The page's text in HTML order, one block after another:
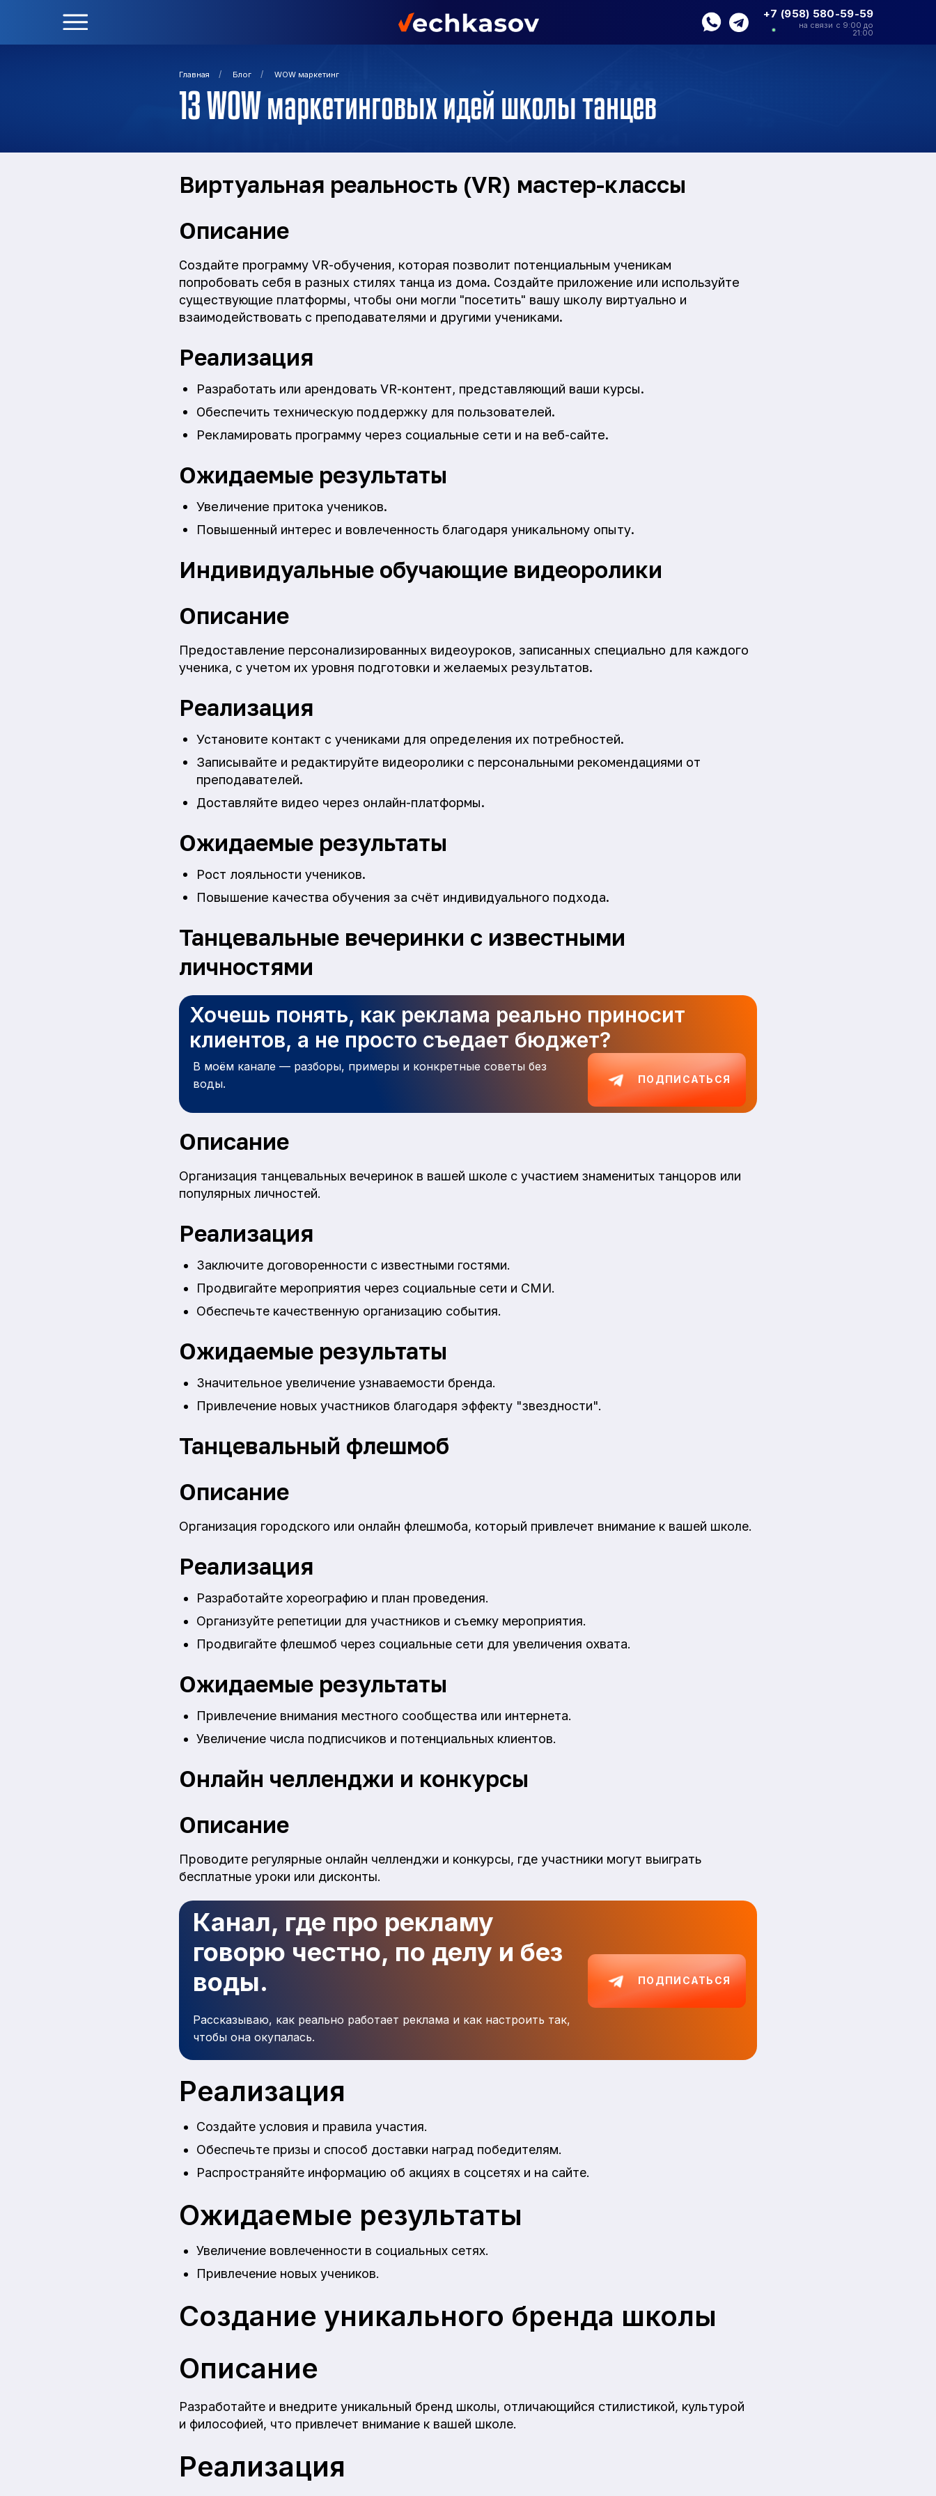
+7 (958) 580-59-59
на связи с 9:00 до
21:00
Главная / Блог / WOW маркетинг
13 WOW маркетинговых идей школы танцев
Виртуальная реальность (VR) мастер-классы
Описание
Создайте программу VR-обучения, которая позволит потенциальным ученикам
попробовать себя в разных стилях танца из дома. Создайте приложение или используйте
существующие платформы, чтобы они могли "посетить" вашу школу виртуально и
взаимодействовать с преподавателями и другими учениками.
Реализация
Разработать или арендовать VR-контент, представляющий ваши курсы.
Обеспечить техническую поддержку для пользователей.
Рекламировать программу через социальные сети и на веб-сайте.
Ожидаемые результаты
Увеличение притока учеников.
Повышенный интерес и вовлеченность благодаря уникальному опыту.
Индивидуальные обучающие видеоролики
Описание
Предоставление персонализированных видеоуроков, записанных специально для каждого
ученика, с учетом их уровня подготовки и желаемых результатов.
Реализация
Установите контакт с учениками для определения их потребностей.
Записывайте и редактируйте видеоролики с персональными рекомендациями от
преподавателей.
Доставляйте видео через онлайн-платформы.
Ожидаемые результаты
Рост лояльности учеников.
Повышение качества обучения за счёт индивидуального подхода.
Танцевальные вечеринки с известными
личностями
Хочешь понять, как реклама реально приносит
клиентов, а не просто съедает бюджет?
В моём канале — разборы, примеры и конкретные советы без
воды.
ПОДПИСАТЬСЯ
Описание
Организация танцевальных вечеринок в вашей школе с участием знаменитых танцоров или
популярных личностей.
Реализация
Заключите договоренности с известными гостями.
Продвигайте мероприятия через социальные сети и СМИ.
Обеспечьте качественную организацию события.
Ожидаемые результаты
Значительное увеличение узнаваемости бренда.
Привлечение новых участников благодаря эффекту "звездности".
Танцевальный флешмоб
Описание
Организация городского или онлайн флешмоба, который привлечет внимание к вашей школе.
Реализация
Разработайте хореографию и план проведения.
Организуйте репетиции для участников и съемку мероприятия.
Продвигайте флешмоб через социальные сети для увеличения охвата.
Ожидаемые результаты
Привлечение внимания местного сообщества или интернета.
Увеличение числа подписчиков и потенциальных клиентов.
Онлайн челленджи и конкурсы
Описание
Проводите регулярные онлайн челленджи и конкурсы, где участники могут выиграть
бесплатные уроки или дисконты.
Канал, где про рекламу
говорю честно, по делу и без
воды.
Рассказываю, как реально работает реклама и как настроить так,
чтобы она окупалась.
ПОДПИСАТЬСЯ
Реализация
Создайте условия и правила участия.
Обеспечьте призы и способ доставки наград победителям.
Распространяйте информацию об акциях в соцсетях и на сайте.
Ожидаемые результаты
Увеличение вовлеченности в социальных сетях.
Привлечение новых учеников.
Создание уникального бренда школы
Описание
Разработайте и внедрите уникальный бренд школы, отличающийся стилистикой, культурой
и философией, что привлечет внимание к вашей школе.
Реализация